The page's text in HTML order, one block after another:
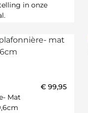
in onze toonzaal.
in onze
Mat
€ 99,95